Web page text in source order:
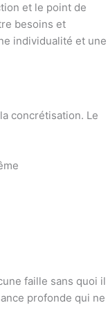
et le point de
besoins et
individualité et une
concrétisation. Le
faille sans quoi il
profonde qui ne